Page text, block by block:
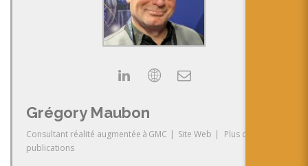
Grégory Maubon
Consultant réalité augmentée à GMC | Site Web |
Plus de
publications